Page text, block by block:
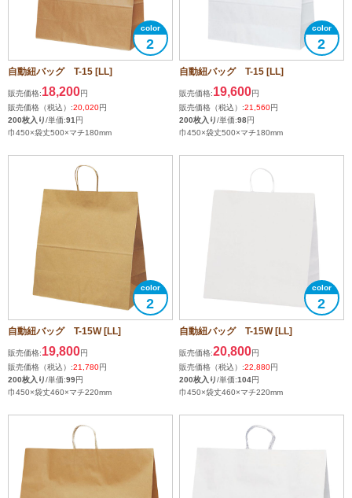
2
自動紐バッグ T-15 [LL]
販売価格:18,200円
販売価格（税込）:20,020円
200枚入り/単価:91 円
巾450×袋丈500×マチ180mm
2
自動紐バッグ T-15 [LL]
販売価格:19,600円
販売価格（税込）:21,560円
200枚入り/単価:98円
巾450×袋丈500×マチ180mm
2
自動紐バッグ T-15W [LL]
販売価格:19,800円
販売価格（税込）:21,780円
200枚入り/単価:99円
巾450×袋丈460×マチ220mm
2
自動紐バッグ T-15W [LL]
販売価格:20,800円
販売価格（税込）:22,880円
200枚入り/単価:104円
巾450×袋丈460×マチ220mm